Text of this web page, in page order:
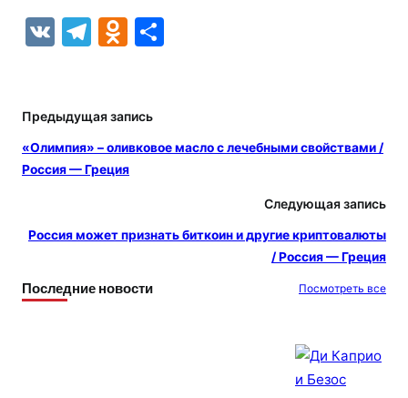
V
T
gr
a
m
O
o
kl
a
s
ki
а
т
Предыдущая запись
«Олимпия» – оливковое масло с лечебными свойствами /
Россия — Греция
Следующая запись
Россия может признать биткоин и другие криптовалюты
/ Россия — Греция
Последние новости Посмотреть все